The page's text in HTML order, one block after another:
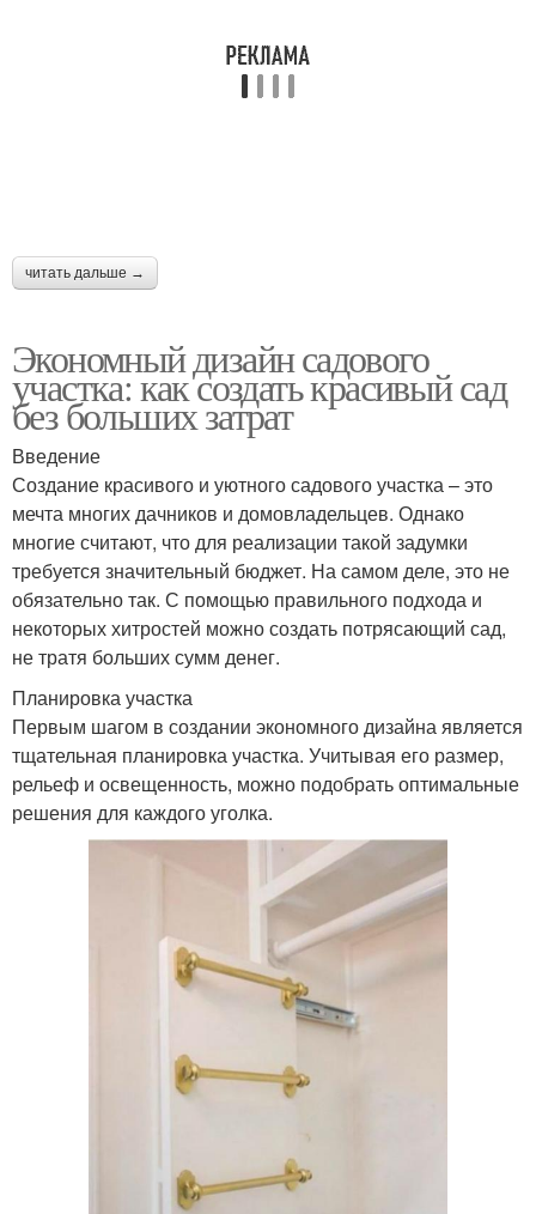
читать дальше →
Экономный дизайн садового
участка: как создать красивый сад
без больших затрат
Введение
Создание красивого и уютного садового участка – это
мечта многих дачников и домовладельцев. Однако
многие считают, что для реализации такой задумки
требуется значительный бюджет. На самом деле, это не
обязательно так. С помощью правильного подхода и
некоторых хитростей можно создать потрясающий сад,
не тратя больших сумм денег.
Планировка участка
Первым шагом в создании экономного дизайна является
тщательная планировка участка. Учитывая его размер,
рельеф и освещенность, можно подобрать оптимальные
решения для каждого уголка.